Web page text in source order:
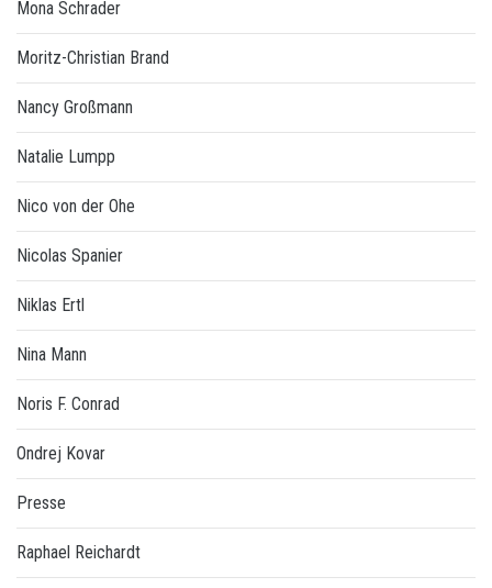
Mona Schrader
Moritz-Christian Brand
Nancy Großmann
Natalie Lumpp
Nico von der Ohe
Nicolas Spanier
Niklas Ertl
Nina Mann
Noris F. Conrad
Ondrej Kovar
Presse
Raphael Reichardt